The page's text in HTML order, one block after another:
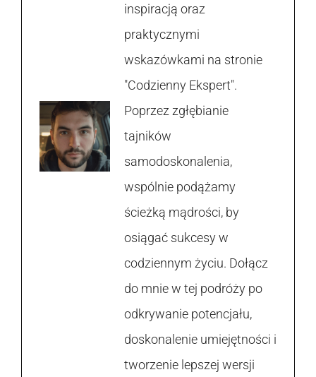
inspiracją oraz
praktycznymi
wskazówkami na stronie
"Codzienny Ekspert".
Poprzez zgłębianie
tajników
samodoskonalenia,
wspólnie podążamy
ścieżką mądrości, by
osiągać sukcesy w
codziennym życiu. Dołącz
do mnie w tej podróży po
odkrywanie potencjału,
doskonalenie umiejętności i
tworzenie lepszej wersji